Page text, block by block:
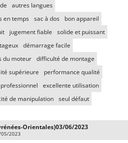
autres langues
en temps sac à dos
bon appareil
jugement fiable
solide et puissant
démarrage facile
du moteur difficulté de montage
supérieure
performance qualité
excellente utilisation
de manipulation seul défaut
Orientales)03/06/2023
2023